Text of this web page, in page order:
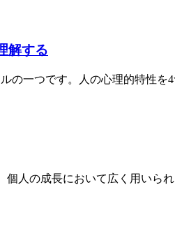
解する
の一つです。人の心理的特性
人の成長において広く用いら